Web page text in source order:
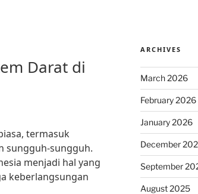
Darat di
termasuk
sungguh-sungguh.
menjadi hal yang
keberlangsungan
ARCHIVES
March 2026
February 2026
January 2026
December
September
August 2025